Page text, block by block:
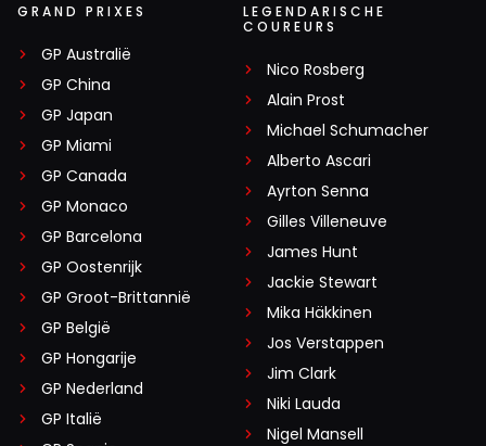
GRAND PRIXES
GP Australië
GP China
GP Japan
GP Miami
GP Canada
GP Monaco
GP Barcelona
GP Oostenrijk
GP Groot-Brittannië
GP België
GP Hongarije
GP Nederland
GP Italië
LEGENDARISCHE
COUREURS
Nico Rosberg
Alain Prost
Michael Schumacher
Alberto Ascari
Ayrton Senna
Gilles Villeneuve
James Hunt
Jackie Stewart
Mika Häkkinen
Jos Verstappen
Jim Clark
Niki Lauda
Nigel Mansell